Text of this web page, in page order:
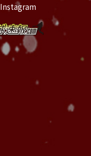
Instagram